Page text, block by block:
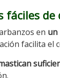
fáciles
en un
facilita el